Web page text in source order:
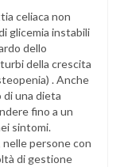
celiaca non
glicemia instabili
dello
della crescita
. Anche
di una dieta
fino a un
sintomi.
persone con
di gestione